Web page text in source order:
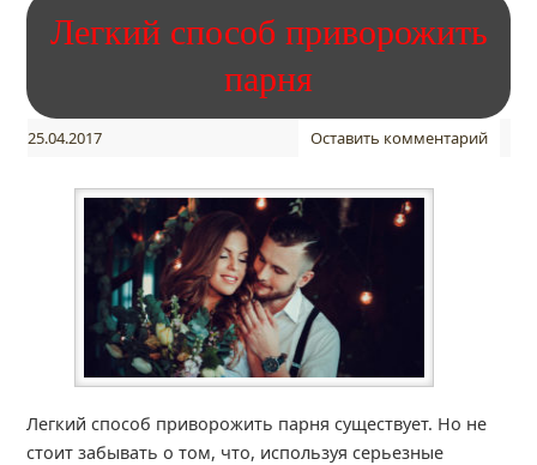
Легкий способ приворожить
парня
25.04.2017 Оставить комментарий
Легкий способ приворожить парня существует. Но не
стоит забывать о том, что, используя серьезные